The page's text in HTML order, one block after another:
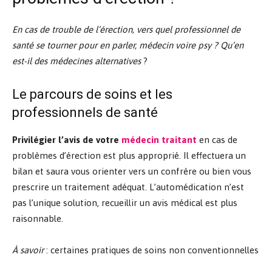
En cas de trouble de l’érection, vers quel professionnel de
santé se tourner pour en parler, médecin voire psy ? Qu’en
est-il des médecines alternatives?
Le parcours de soins et les
professionnels de santé
Privilégier l’avis de votre médecin traitant en cas de
problèmes d’érection est plus approprié. Il effectuera un
bilan et saura vous orienter vers un confrère ou bien vous
prescrire un traitement adéquat. L’automédication n’est
pas l’unique solution, recueillir un avis médical est plus
raisonnable.
À savoir: certaines pratiques de soins non conventionnelles